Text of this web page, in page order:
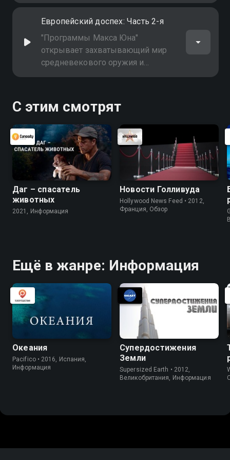
Европейский доспех: Часть 2-я
"Программы Макса Юна"
открывает захватывающий мир
средневекового оружия и
доспехов на территории Европы
С этим смотрят
Даг – спасатель
животных
2021, Информация
Новости Голливуда
Hollywood News Feed • 2012,
Франция, Обзор
Ещё в жанре: Информация
Океания
Pacifico • 2016, Испания,
Информация
Супердостижения
Земли
Supersized Earth • 2012,
Великобритания, Информация